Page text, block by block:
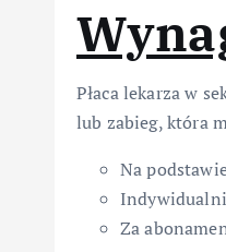
Płaca lekarza w
lub zabieg, która
Na
Za